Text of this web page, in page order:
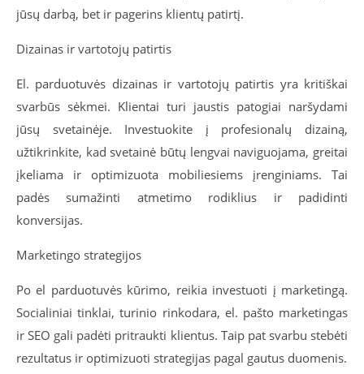
jūsų darbą, bet ir pagerins klientų patirtį.
Dizainas ir vartotojų patirtis
El. parduotuvės dizainas ir vartotojų patirtis yra kritiškai
svarbūs sėkmei. Klientai turi jaustis patogiai naršydami
jūsų svetainėje. Investuokite į profesionalų dizainą,
užtikrinkite, kad svetainė būtų lengvai naviguojama, greitai
įkeliama ir optimizuota mobiliesiems įrenginiams. Tai
padės sumažinti atmetimo rodiklius ir padidinti
konversijas.
Marketingo strategijos
Po el parduotuvės kūrimo, reikia investuoti į marketingą.
Socialiniai tinklai, turinio rinkodara, el. pašto marketingas
ir SEO gali padėti pritraukti klientus. Taip pat svarbu stebėti
rezultatus ir optimizuoti strategijas pagal gautus duomenis.